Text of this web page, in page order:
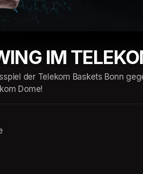
IM
der Telekom Baskets Bonn
Dome!